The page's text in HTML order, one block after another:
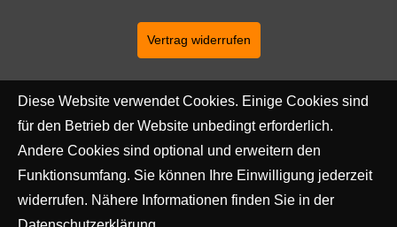
Vertrag widerrufen
Diese Website verwendet Cookies. Einige Cookies sind
für den Betrieb der Website unbedingt erforderlich.
Andere Cookies sind optional und erweitern den
Funktionsumfang. Sie können Ihre Einwilligung jederzeit
widerrufen. Nähere Informationen finden Sie in der